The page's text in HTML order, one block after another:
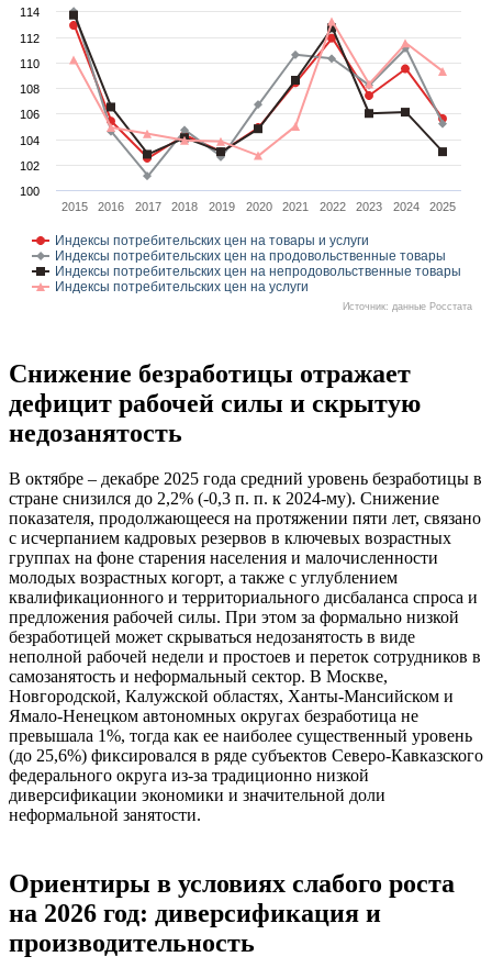
Индексы потребительских цен на товары и услуги
Индексы потребительских цен на продовольственные товары
Индексы потребительских цен на непродовольственные товары
Индексы потребительских цен на услуги
2015 2016 2017 2018 2019 2020 2021 2022 2023 2024 2025
100
102
104
106
108
110
112
114
Источник: данные Росстата
Снижение безработицы отражает
дефицит рабочей силы и скрытую
недозанятость
В октябре – декабре 2025 года средний уровень безработицы в
стране снизился до 2,2% (-0,3 п. п. к 2024-му). Снижение
показателя, продолжающееся на протяжении пяти лет, связано
с исчерпанием кадровых резервов в ключевых возрастных
группах на фоне старения населения и малочисленности
молодых возрастных когорт, а также с углублением
квалификационного и территориального дисбаланса спроса и
предложения рабочей силы. При этом за формально низкой
безработицей может скрываться недозанятость в виде
неполной рабочей недели и простоев и переток сотрудников в
самозанятость и неформальный сектор. В Москве,
Новгородской, Калужской областях, Ханты-Мансийском и
Ямало-Ненецком автономных округах безработица не
превышала 1%, тогда как ее наиболее существенный уровень
(до 25,6%) фиксировался в ряде субъектов Северо-Кавказского
федерального округа из-за традиционно низкой
диверсификации экономики и значительной доли
неформальной занятости.
Ориентиры в условиях слабого роста
на 2026 год: диверсификация и
производительность